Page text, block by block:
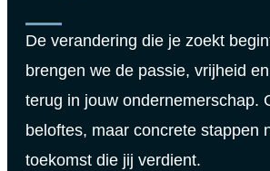
De verandering die je zoekt
brengen we de passie, vrijheid
terug in jouw ondernemerschap.
beloftes, maar concrete stappen
toekomst die jij verdient.